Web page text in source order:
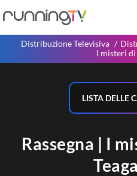
Distribuzione Televisiva
I misteri
LISTA DELLE
Rassegna | I